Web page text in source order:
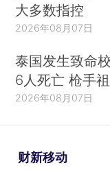
大多数指控
2026年08月07日
泰国发生致命
6人死亡 枪手
2026年08月07日
财新移动